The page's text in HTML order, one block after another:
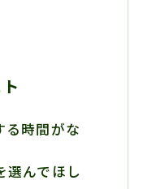
る時間がな
選んでほし